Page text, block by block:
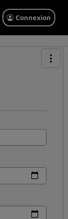
Connexion